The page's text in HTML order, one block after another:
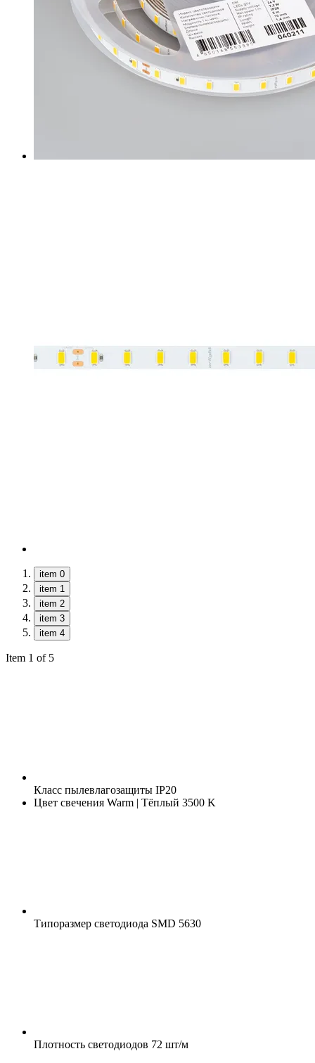
item 0
item 1
item 2
item 3
item 4
Item 1 of 5
Класс пылевлагозащиты IP20
Цвет свечения Warm | Тёплый 3500 K
Типоразмер светодиода SMD 5630
Плотность светодиодов 72 шт/м